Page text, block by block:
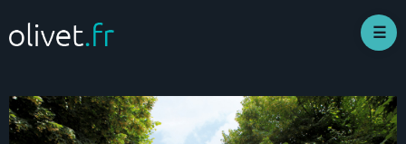
contenu
principal